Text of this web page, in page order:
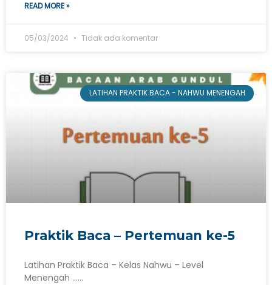
READ MORE »
05/03/2024 Tidak ada komentar
LATIHAN PRAKTIK BACA - NAHWU MENENGAH
Praktik Baca – Pertemuan ke-5
Latihan Praktik Baca – Kelas Nahwu – Level
Menengah ……